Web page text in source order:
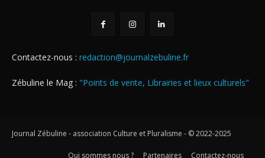
Contactez-nous : redaction@journalzebuline.fr
Zébuline le Mag : "Points de vente, Librairies et lieux culturels"
Journal Zébuline - association Culture et Pluralisme - © 2022-2025
Qui sommes nous ? Partenaires Contactez-nous